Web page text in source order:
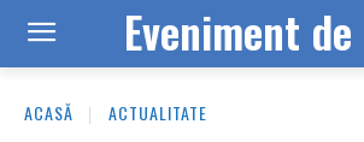
Eveniment
ACASĂ ACTUALITATE